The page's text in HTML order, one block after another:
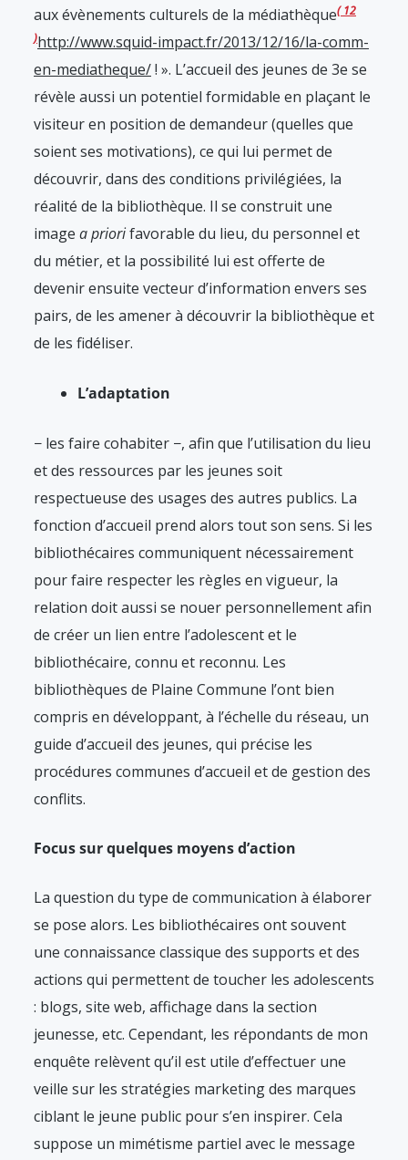
aux évènements culturels de la médiathèque 12
http://www.squid-impact.fr/2013/12/16/la-comm-
en-mediatheque/! ». L’accueil des jeunes de 3e se
révèle aussi un potentiel formidable en plaçant le
visiteur en position de demandeur (quelles que
soient ses motivations), ce qui lui permet de
découvrir, dans des conditions privilégiées, la
réalité de la bibliothèque. Il se construit une
image a priorifavorable du lieu, du personnel et
du métier, et la possibilité lui est offerte de
devenir ensuite vecteur d’information envers ses
pairs, de les amener à découvrir la bibliothèque et
de les fidéliser.
L’adaptation
− les faire cohabiter −, afin que l’utilisation du lieu
et des ressources par les jeunes soit
respectueuse des usages des autres publics. La
fonction d’accueil prend alors tout son sens. Si les
bibliothécaires communiquent nécessairement
pour faire respecter les règles en vigueur, la
relation doit aussi se nouer personnellement afin
de créer un lien entre l’adolescent et le
bibliothécaire, connu et reconnu. Les
bibliothèques de Plaine Commune l’ont bien
compris en développant, à l’échelle du réseau, un
guide d’accueil des jeunes, qui précise les
procédures communes d’accueil et de gestion des
conflits.
Focus sur quelques moyens d’action
La question du type de communication à élaborer
se pose alors. Les bibliothécaires ont souvent
une connaissance classique des supports et des
actions qui permettent de toucher les adolescents
: blogs, site web, affichage dans la section
jeunesse, etc. Cependant, les répondants de mon
enquête relèvent qu’il est utile d’effectuer une
veille sur les stratégies marketing des marques
ciblant le jeune public pour s’en inspirer. Cela
suppose un mimétisme partiel avec le message